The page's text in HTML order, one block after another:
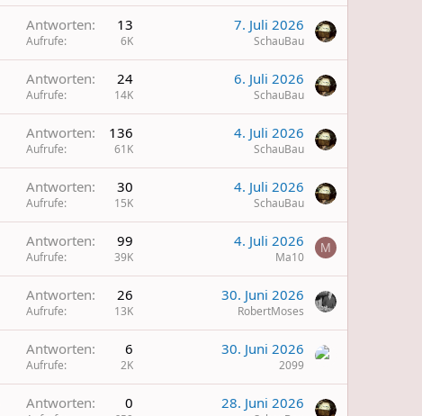
Antworten 13
Aufrufe 6K
7. Juli 2026
SchauBau
Antworten 24
Aufrufe 14K
6. Juli 2026
SchauBau
Antworten 136
Aufrufe 61K
4. Juli 2026
SchauBau
Antworten 30
Aufrufe 15K
4. Juli 2026
SchauBau
Antworten 99
Aufrufe 39K
4. Juli 2026
Ma10
M
Antworten 26
Aufrufe 13K
30. Juni 2026
RobertMoses
Antworten 6
Aufrufe 2K
30. Juni 2026
2099
Antworten 0 28. Juni 2026